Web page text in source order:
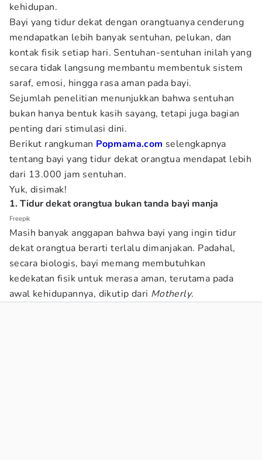
kehidupan.
Bayi yang tidur dekat dengan orangtuanya cenderung
mendapatkan lebih banyak sentuhan, pelukan, dan
kontak fisik setiap hari. Sentuhan-sentuhan inilah yang
secara tidak langsung membantu membentuk sistem
saraf, emosi, hingga rasa aman pada bayi.
Sejumlah penelitian menunjukkan bahwa sentuhan
bukan hanya bentuk kasih sayang, tetapi juga bagian
penting dari stimulasi dini.
Berikut rangkuman Popmama.com selengkapnya
tentang bayi yang tidur dekat orangtua mendapat lebih
dari 13.000 jam sentuhan.
Yuk, disimak!
1. Tidur dekat orangtua bukan tanda bayi manja
Freepik
Masih banyak anggapan bahwa bayi yang ingin tidur
dekat orangtua berarti terlalu dimanjakan. Padahal,
secara biologis, bayi memang membutuhkan
kedekatan fisik untuk merasa aman, terutama pada
awal kehidupannya, dikutip dari Motherly.